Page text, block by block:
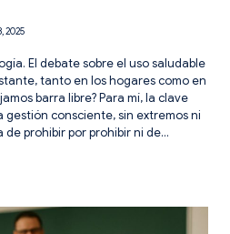
2025
El debate sobre el uso saludable
tanto en los hogares como en
barra libre? Para mí, la clave
gestión consciente, sin extremos ni
prohibir por prohibir ni de…